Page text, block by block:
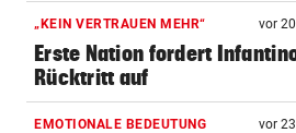
„KEIN VERTRAUEN MEHR“ vor
Erste Nation fordert
Rücktritt auf
EMOTIONALE BEDEUTUNG vor